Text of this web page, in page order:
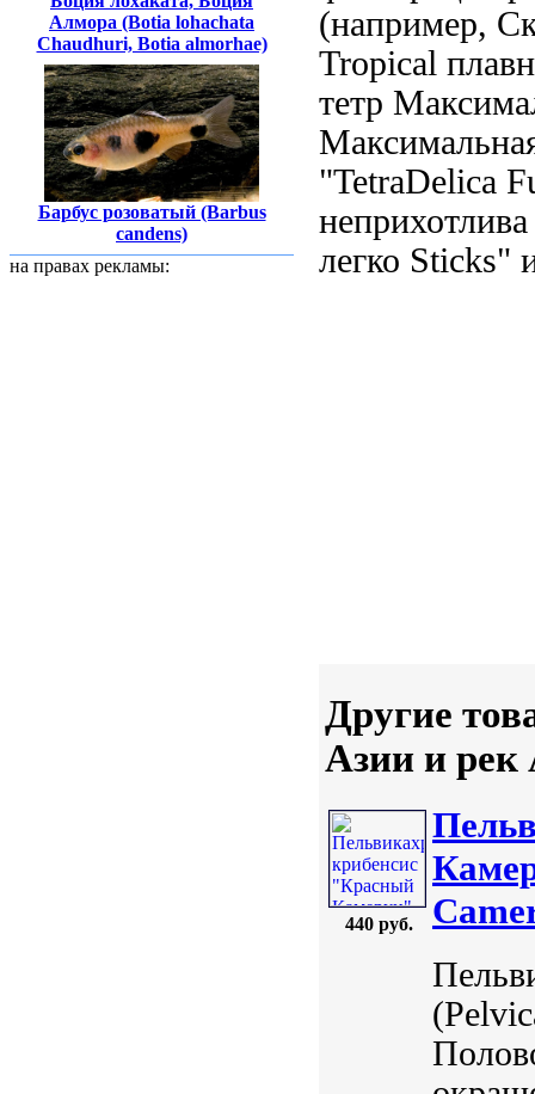
Алмора (Botia lohachata
Chaudhuri, Botia almorhae)
Барбус розоватый (Barbus
candens)
на правах рекламы:
(например,
Tropical
тетр
"TetraDelica
неприхотлива
легко Sticks"
Другие
Азии и
440 руб.